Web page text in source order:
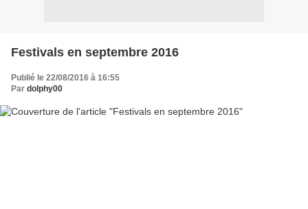
Festivals en septembre 2016
Publié le 22/08/2016 à 16:55
Par dolphy00